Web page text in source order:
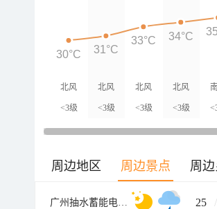
北风
<3级
北风
<3级
北风
<3级
北风
<3级
30°C 31°C
33°C 34°C
周边地区 周边景点 周
广州抽水蓄能电厂旅游度假区 25 /